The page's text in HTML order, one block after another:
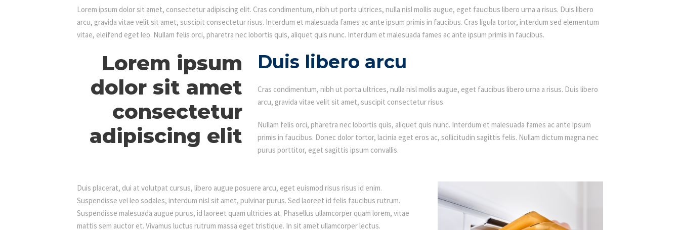
Lorem ipsum dolor sit amet, consectetur adipiscing elit. Cras condimentum, nibh ut porta ultrices, nulla nisl mollis augue, eget faucibus libero urna a risus. Duis libero
arcu, gravida vitae velit sit amet, suscipit consectetur risus. Interdum et malesuada fames ac ante ipsum primis in faucibus. Cras ligula tortor, interdum sed elementum
vitae, eleifend eget leo. Nullam felis orci, pharetra nec lobortis quis, aliquet quis nunc. Interdum et malesuada fames ac ante ipsum primis in faucibus.
Lorem ipsum
dolor sit amet
consectetur
adipiscing elit
Duis libero arcu
Cras condimentum, nibh ut porta ultrices, nulla nisl mollis augue, eget faucibus libero urna a risus. Duis libero
arcu, gravida vitae velit sit amet, suscipit consectetur risus.
Nullam felis orci, pharetra nec lobortis quis, aliquet quis nunc. Interdum et malesuada fames ac ante ipsum
primis in faucibus. Donec dolor tortor, lacinia eget eros ac, sollicitudin sagittis felis. Nullam dictum magna nec
purus porttitor, eget sagittis ipsum convallis.
Duis placerat, dui at volutpat cursus, libero augue posuere arcu, eget euismod risus risus id enim.
Suspendisse vel leo sodales, interdum nisl sit amet, pulvinar purus. Sed laoreet id felis faucibus rutrum.
Suspendisse malesuada augue purus, id laoreet quam ultricies at. Phasellus ullamcorper quam lorem, vitae
mattis sem auctor et. Vivamus luctus rutrum massa eget tristique. In sit amet ullamcorper lectus.